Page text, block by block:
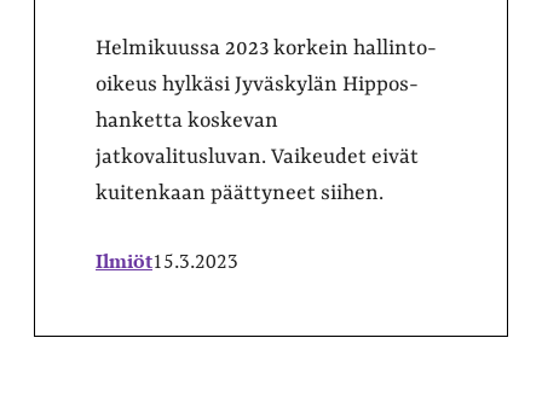
Helmikuussa 2023 korkein hallinto-
oikeus hylkäsi Jyväskylän Hippos-
hanketta koskevan
jatkovalitusluvan. Vaikeudet eivät
kuitenkaan päättyneet siihen.
Ilmiöt15.3.2023